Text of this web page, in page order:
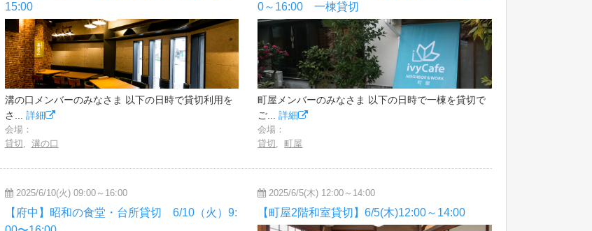
15:00
溝の口メンバーのみなさま 以下の日時で貸切利用を
さ... 詳細
会場：
貸切, 溝の口
0～16:00 一棟貸切
町屋メンバーのみなさま 以下の日時で一棟を貸切で
ご...詳細
会場：
貸切,町屋
2025/6/10(火) 09:00～16:00
【府中】昭和の食堂・台所貸切 6/10（火）9:
2025/6/5(木) 12:00～14:00
【町屋2階和室貸切】6/5(木)12:00～14:00